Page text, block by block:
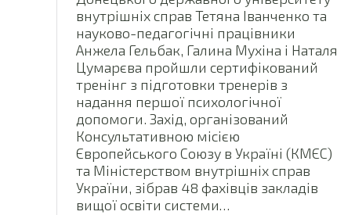
внутрішніх справ Тетяна Іванченко та
науково-педагогічні працівники
Анжела Гельбак, Галина Мухіна і Наталя
Цумарєва пройшли сертифікований
тренінг з підготовки тренерів з
надання першої психологічної
допомоги. Захід, організований
Консультативною місією
Європейського Союзу в Україні (КМЄС)
та Міністерством внутрішніх справ
України, зібрав 48 фахівців закладів
вищої освіти системи…